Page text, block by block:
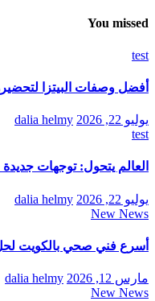
You missed
test
أفضل وصفات البيتزا
يوليو 22, 2026
dalia helmy
test
العالم يتحول: توجهات جديدة
يوليو 22, 2026
dalia helmy
New News
أسرع فني صحي بالكويت
مارس 12, 2026
dalia helmy
New News